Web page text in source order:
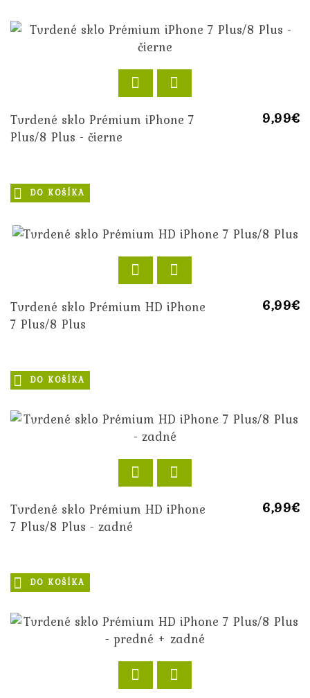
Tvrdené sklo Prémium iPhone 7
Plus/8 Plus - čierne
9,99€
DO KOŠÍKA
Tvrdené sklo Prémium HD iPhone
7 Plus/8 Plus
6,99€
DO KOŠÍKA
Tvrdené sklo Prémium HD iPhone
7 Plus/8 Plus - zadné
6,99€
DO KOŠÍKA